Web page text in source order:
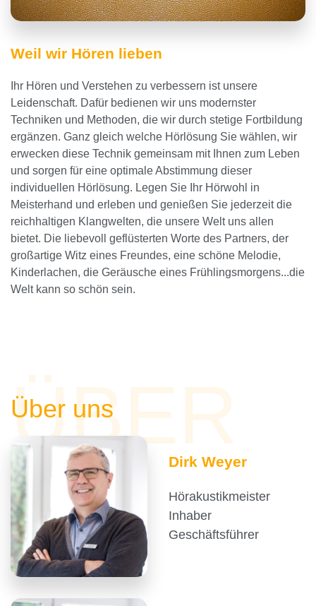
Weil wir Hören lieben
Ihr Hören und Verstehen zu verbessern ist unsere
Leidenschaft. Dafür bedienen wir uns modernster
Techniken und Methoden, die wir durch stetige Fortbildung
ergänzen. Ganz gleich welche Hörlösung Sie wählen, wir
erwecken diese Technik gemeinsam mit Ihnen zum Leben
und sorgen für eine optimale Abstimmung dieser
individuellen Hörlösung. Legen Sie Ihr Hörwohl in
Meisterhand und erleben und genießen Sie jederzeit die
reichhaltigen Klangwelten, die unsere Welt uns allen
bietet. Die liebevoll geflüsterten Worte des Partners, der
großartige Witz eines Freundes, eine schöne Melodie,
Kinderlachen, die Geräusche eines Frühlingsmorgens...die
Welt kann so schön sein.
Über uns
ÜBER
Dirk Weyer
Hörakustikmeister
Inhaber
Geschäftsführer